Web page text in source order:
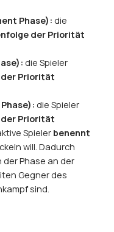
Phase): die
der Priorität
die Spieler
Priorität
die Spieler
Priorität
Spieler benennt
will. Dadurch
der Phase an der
Gegner des
sind.